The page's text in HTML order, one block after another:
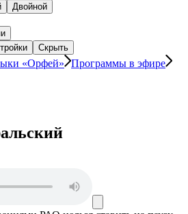
Двойной
Скрыть
«Орфей»
Программы в эфире